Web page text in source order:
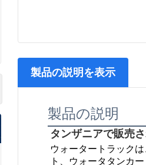
製品の説明を表示
製品の説明
タンザニアで販売
ウォータートラック
ト、ウォータタンカ